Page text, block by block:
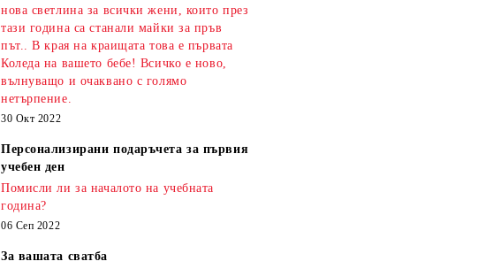
нова светлина за всички жени, които през
тази година са станали майки за пръв
път.. В края на краищата това е първата
Коледа на вашето бебе! Всичко е ново,
вълнуващо и очаквано с голямо
нетърпение.
30 Окт 2022
Персонализирани подаръчета за първия
учебен ден
Помисли ли за началото на учебната
година?
06 Сеп 2022
За вашата сватба